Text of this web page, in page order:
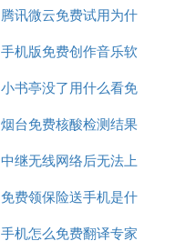
领取
腾讯微云免费试用为什
么扣费
手机版免费创作音乐软
件
小书亭没了用什么看免
费书
烟台免费核酸检测结果
怎么查询
中继无线网络后无法上
网
免费领保险送手机是什
么啊
手机怎么免费翻译专家